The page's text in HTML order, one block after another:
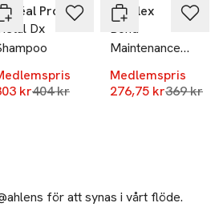
L’Oréal Professionnel
Dx
krLägsta pris 30 dagar
404 kr
Olaplex
Bond
Maintenance
Shampoo (No4)
Medlemspris
276,75 krLägsta
369 kr
för att synas i vårt flöde.